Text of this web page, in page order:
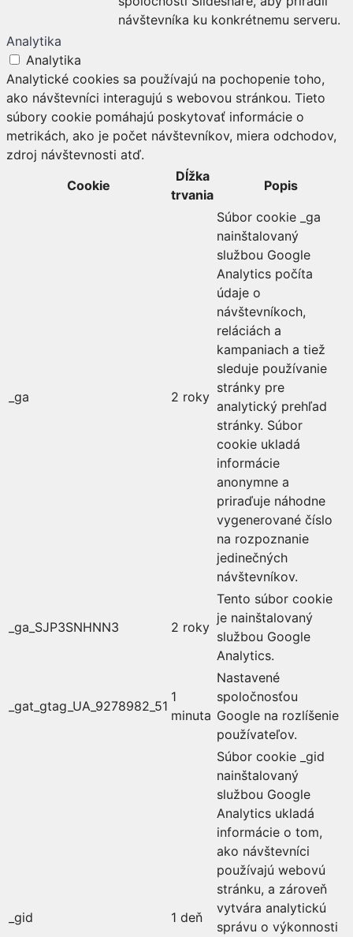
návštevníka ku konkrétnemu serveru.
Analytika
Analytika
Analytické cookies sa používajú na pochopenie toho,
ako návštevníci interagujú s webovou stránkou. Tieto
súbory cookie pomáhajú poskytovať informácie o
metrikách, ako je počet návštevníkov, miera odchodov,
zdroj návštevnosti atď.
Cookie
Dĺžka
trvania
Popis
_ga 2 roky
Súbor cookie _ga
nainštalovaný
službou Google
Analytics počíta
údaje o
návštevníkoch,
reláciách a
kampaniach a tiež
sleduje používanie
stránky pre
analytický prehľad
stránky. Súbor
cookie ukladá
informácie
anonymne a
priraďuje náhodne
vygenerované číslo
na rozpoznanie
jedinečných
návštevníkov.
_ga_SJP3SNHNN3 2 roky
Tento súbor cookie
je nainštalovaný
službou Google
Analytics.
_gat_gtag_UA_9278982_51
1
minuta
Nastavené
spoločnosťou
Google na rozlíšenie
používateľov.
_gid 1 deň
Súbor cookie _gid
nainštalovaný
službou Google
Analytics ukladá
informácie o tom,
ako návštevníci
používajú webovú
stránku, a zároveň
vytvára analytickú
správu o výkonnosti